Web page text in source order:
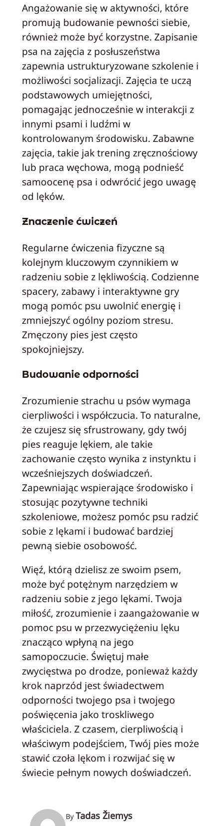
Angażowanie się w aktywności, które
promują budowanie pewności siebie,
również może być korzystne. Zapisanie
psa na zajęcia z posłuszeństwa
zapewnia ustrukturyzowane szkolenie i
możliwości socjalizacji. Zajęcia te uczą
podstawowych umiejętności,
pomagając jednocześnie w interakcji z
innymi psami i ludźmi w
kontrolowanym środowisku. Zabawne
zajęcia, takie jak trening zręcznościowy
lub praca węchowa, mogą podnieść
samoocenę psa i odwrócić jego uwagę
od lęków.
Znaczenie ćwiczeń
Regularne ćwiczenia fizyczne są
kolejnym kluczowym czynnikiem w
radzeniu sobie z lękliwością. Codzienne
spacery, zabawy i interaktywne gry
mogą pomóc psu uwolnić energię i
zmniejszyć ogólny poziom stresu.
Zmęczony pies jest często
spokojniejszy.
Budowanie odporności
Zrozumienie strachu u psów wymaga
cierpliwości i współczucia. To naturalne,
że czujesz się sfrustrowany, gdy twój
pies reaguje lękiem, ale takie
zachowanie często wynika z instynktu i
wcześniejszych doświadczeń.
Zapewniając wspierające środowisko i
stosując pozytywne techniki
szkoleniowe, możesz pomóc psu radzić
sobie z lękami i budować bardziej
pewną siebie osobowość.
Więź, którą dzielisz ze swoim psem,
może być potężnym narzędziem w
radzeniu sobie z jego lękami. Twoja
miłość, zrozumienie i zaangażowanie w
pomoc psu w przezwyciężeniu lęku
znacząco wpłyną na jego
samopoczucie. Świętuj małe
zwycięstwa po drodze, ponieważ każdy
krok naprzód jest świadectwem
odporności twojego psa i twojego
poświęcenia jako troskliwego
właściciela. Z czasem, cierpliwością i
właściwym podejściem, Twój pies może
stawić czoła lękom i rozwijać się w
świecie pełnym nowych doświadczeń.
By Tadas Žiemys